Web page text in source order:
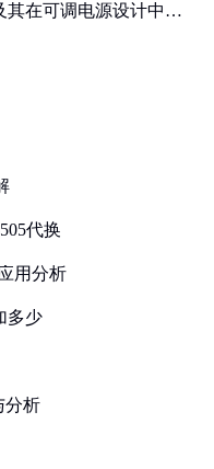
其在可调电源设计中的
代换
用分析
多少
分析